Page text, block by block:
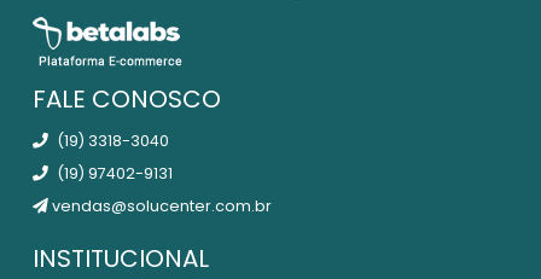
FALE CONOSCO
(19) 3318-3040
(19) 97402-9131
vendas@solucenter.com.br
INSTITUCIONAL